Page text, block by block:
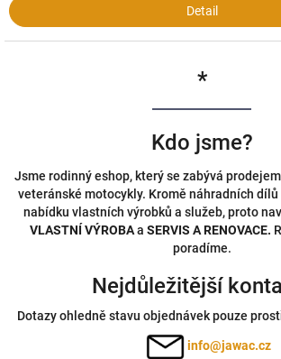
Detail
*
Kdo jsme?
Jsme rodinný eshop, který se zabývá
veteránské motocykly. Kromě náhradních
nabídku vlastních výrobků a služeb, proto
VLASTNÍ VÝROBAa SERVIS A RENOVACE.
poradíme.
Nejdůležitější
Dotazy ohledně stavu objednávek pouze
info@jawac.cz